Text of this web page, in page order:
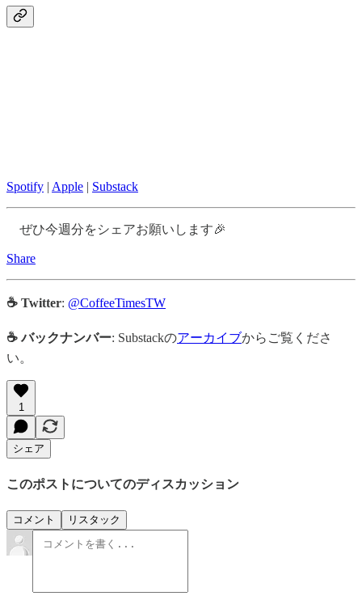
Spotify | Apple | Substack
ぜひ今週分をシェアお願いします🎉
Share
☕ Twitter: @CoffeeTimesTW
☕ バックナンバー: Substackのアーカイブからご覧くださ
い。
1
シェア
このポストについてのディスカッション
コメント リスタック